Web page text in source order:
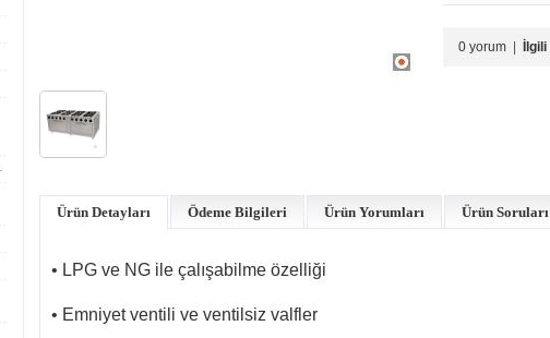
0 yorum
Ürün Detayları Ödeme Bilgileri Ürün Yorumları Ürün Soruları
• LPG ve NG ile çalışabilme özelliği
• Emniyet ventili ve ventilsiz valfler